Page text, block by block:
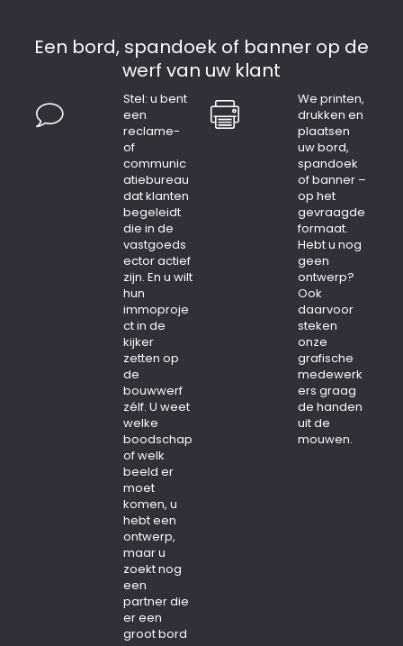
Een bord, spandoek of banner op de
werf van uw klant
Stel: u bent
een
reclame-
of
communic
atiebureau
dat klanten
begeleidt
die in de
vastgoeds
ector actief
zijn. En u wilt
hun
immoproje
ct in de
kijker
zetten op
de
bouwwerf
zélf. U weet
welke
boodschap
of welk
beeld er
moet
komen, u
hebt een
ontwerp,
maar u
zoekt nog
een
partner die
er een
groot bord
We printen,
drukken en
plaatsen
uw bord,
spandoek
of banner –
op het
gevraagde
formaat.
Hebt u nog
geen
ontwerp?
Ook
daarvoor
steken
onze
grafische
medewerk
ers graag
de handen
uit de
mouwen.